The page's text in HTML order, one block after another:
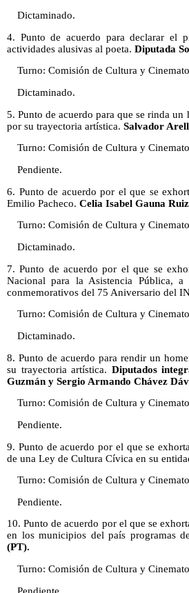
Dictaminado.
4. Punto de acuerdo para declarar el
actividades alusivas al poeta. Diputada
Turno: Comisión de Cultura y
Dictaminado.
5. Punto de acuerdo para que se rinda
por su trayectoria artística. Salvador
Turno: Comisión de Cultura y
Pendiente.
6. Punto de acuerdo por el que se
Emilio Pacheco. Celia Isabel Gauna
Turno: Comisión de Cultura y
Dictaminado.
7. Punto de acuerdo por el que se
Nacional para la Asistencia Pública,
conmemorativos del 75 Aniversario del
Turno: Comisión de Cultura y
Dictaminado.
8. Punto de acuerdo para rendir un
su trayectoria artística. Diputados
Guzmán y Sergio Armando Chávez
Turno: Comisión de Cultura y
Pendiente.
9. Punto de acuerdo por el que se
de una Ley de Cultura Cívica en su
Turno: Comisión de Cultura y
Pendiente.
10. Punto de acuerdo por el que se
en los municipios del país programas
(PT).
Turno: Comisión de Cultura y
Pendiente.